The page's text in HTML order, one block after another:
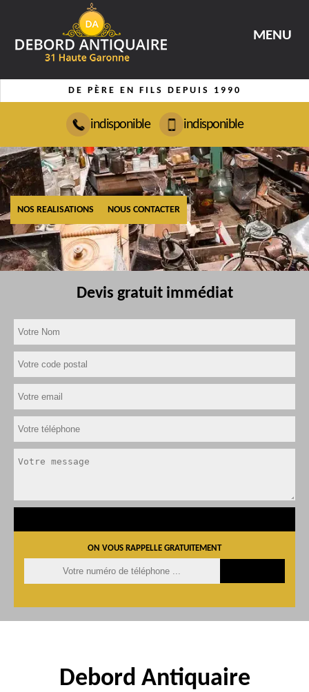
MENU
DE PÈRE EN FILS DEPUIS 1990
indisponible indisponible
NOS REALISATIONS NOUS CONTACTER
Devis gratuit immédiat
ON VOUS RAPPELLE GRATUITEMENT
Debord Antiquaire